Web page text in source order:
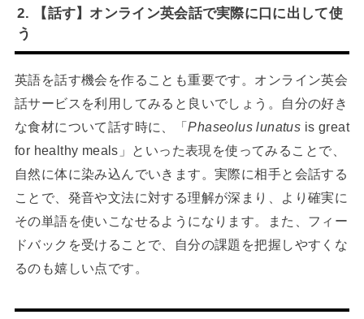
2. 【話す】オンライン英会話で実際に口に出して使
う
英語を話す機会を作ることも重要です。オンライン英会
話サービスを利用してみると良いでしょう。自分の好き
な食材について話す時に、「Phaseolus lunatus is great
for healthy meals」といった表現を使ってみることで、
自然に体に染み込んでいきます。実際に相手と会話する
ことで、発音や文法に対する理解が深まり、より確実に
その単語を使いこなせるようになります。また、フィー
ドバックを受けることで、自分の課題を把握しやすくな
るのも嬉しい点です。